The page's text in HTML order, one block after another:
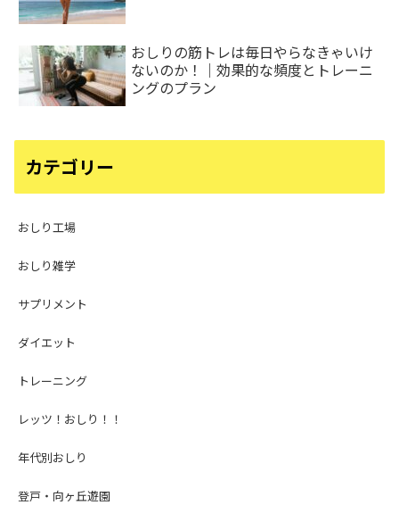
おしりの筋トレは毎日やらなきゃいけ
ないのか！｜効果的な頻度とトレーニ
ングのプラン
カテゴリー
おしり工場
おしり雑学
サプリメント
ダイエット
トレーニング
レッツ！おしり！！
年代別おしり
登戸・向ヶ丘遊園